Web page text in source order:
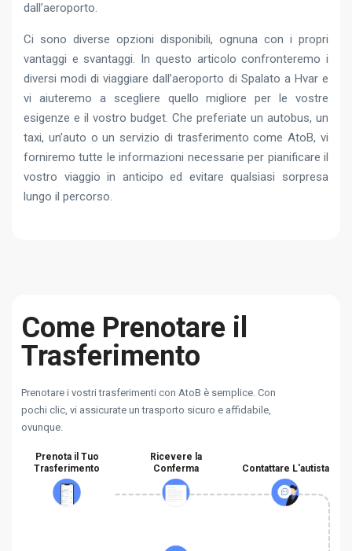
dall’aeroporto.
Ci sono diverse opzioni disponibili, ognuna con i propri
vantaggi e svantaggi. In questo articolo confronteremo i
diversi modi di viaggiare dall’aeroporto di Spalato a Hvar e
vi aiuteremo a scegliere quello migliore per le vostre
esigenze e il vostro budget. Che preferiate un autobus, un
taxi, un’auto o un servizio di trasferimento come AtoB, vi
forniremo tutte le informazioni necessarie per pianificare il
vostro viaggio in anticipo ed evitare qualsiasi sorpresa
lungo il percorso.
Come Prenotare il
Trasferimento
Prenotare i vostri trasferimenti con AtoB è semplice. Con
pochi clic, vi assicurate un trasporto sicuro e affidabile,
ovunque.
Prenota il Tuo
Trasferimento
Ricevere la
Conferma
Contattare L'autista